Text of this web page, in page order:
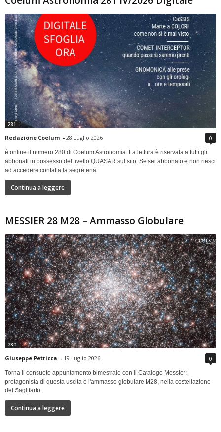
281
Redazione Coelum - 28 Luglio 2026 0
è online il numero 280 di Coelum Astronomia. La lettura è riservata a tutti gli
abbonati in possesso del livello QUASAR sul sito. Se sei abbonato e non riesci
ad accedere contatta la segreteria.
Continua a leggere
MESSIER 28 M28 – Ammasso Globulare
280
Giuseppe Petricca - 19 Luglio 2026 0
Torna il consueto appuntamento bimestrale con il Catalogo Messier:
protagonista di questa uscita è l'ammasso globulare M28, nella costellazione
del Sagittario.
Continua a leggere